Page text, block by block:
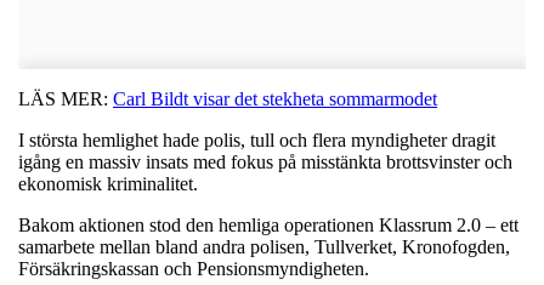
LÄS MER: Carl Bildt visar det stekheta sommarmodet
I största hemlighet hade polis, tull och flera myndigheter dragit
igång en massiv insats med fokus på misstänkta brottsvinster och
ekonomisk kriminalitet.
Bakom aktionen stod den hemliga operationen Klassrum 2.0 – ett
samarbete mellan bland andra polisen, Tullverket, Kronofogden,
Försäkringskassan och Pensionsmyndigheten.